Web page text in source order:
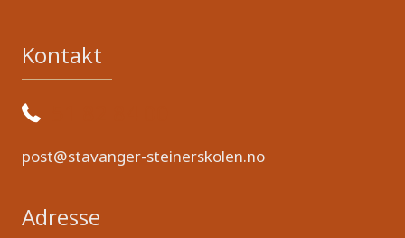
Kontakt
post@stavanger-steinerskolen.no
Adresse